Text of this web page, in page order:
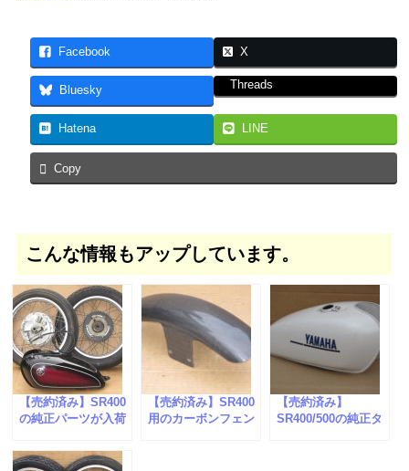
Facebook X
Bluesky Threads
Hatena LINE
Copy
こんな情報もアップしています。
【売約済み】SR400
の純正パーツが入荷
【売約済み】SR400
用のカーボンフェン
【売約済み】
SR400/500の純正タ